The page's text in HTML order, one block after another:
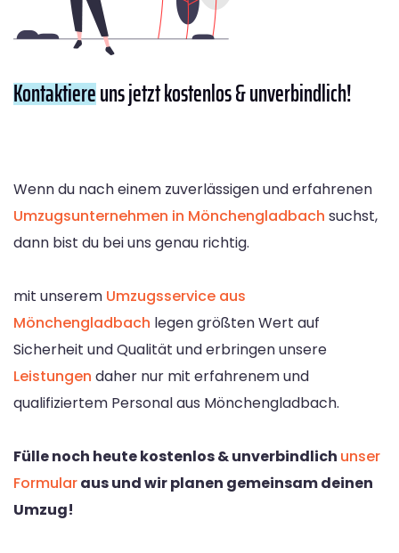
Kontaktiereuns jetzt kostenlos & unverbindlich!
Wenn du nach einem zuverlässigen und erfahrenen
Umzugsunternehmen in Mönchengladbach suchst,
dann bist du bei uns genau richtig.
mit unserem Umzugsservice aus
Mönchengladbach legen größten Wert auf
Sicherheit und Qualität und erbringen unsere
Leistungen daher nur mit erfahrenem und
qualifiziertem Personal aus Mönchengladbach.
Fülle noch heute kostenlos & unverbindlich unser
Formularaus und wir planen gemeinsam deinen
Umzug!